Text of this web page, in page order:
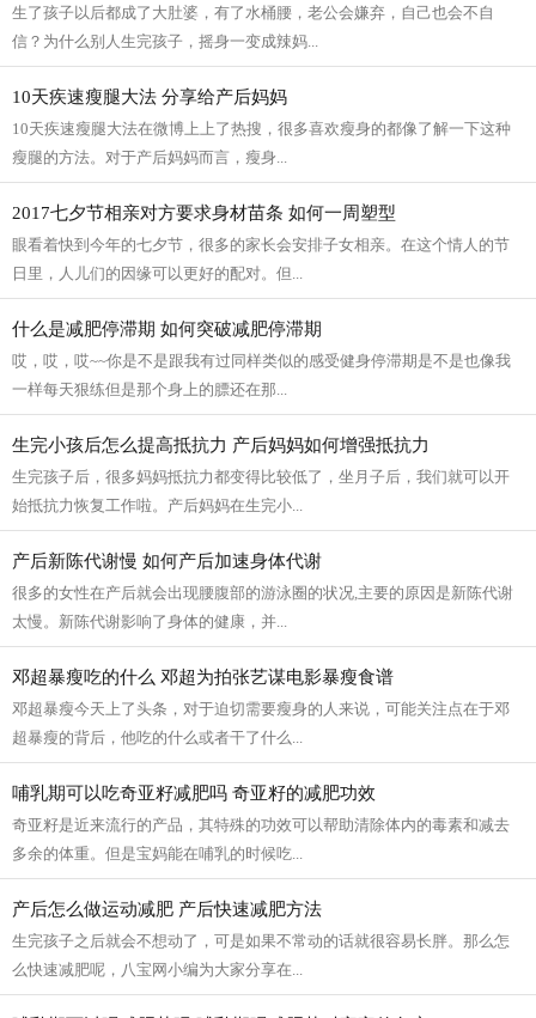
生了孩子以后都成了大肚婆，有了水桶腰，老公会嫌弃，自己也会不自
信？为什么别人生完孩子，摇身一变成辣妈...
10天疾速瘦腿大法 分享给产后妈妈
10天疾速瘦腿大法在微博上上了热搜，很多喜欢瘦身的都像了解一下这种
瘦腿的方法。对于产后妈妈而言，瘦身...
2017七夕节相亲对方要求身材苗条 如何一周塑型
眼看着快到今年的七夕节，很多的家长会安排子女相亲。在这个情人的节
日里，人儿们的因缘可以更好的配对。但...
什么是减肥停滞期 如何突破减肥停滞期
哎，哎，哎~~你是不是跟我有过同样类似的感受健身停滞期是不是也像我
一样每天狠练但是那个身上的膘还在那...
生完小孩后怎么提高抵抗力 产后妈妈如何增强抵抗力
生完孩子后，很多妈妈抵抗力都变得比较低了，坐月子后，我们就可以开
始抵抗力恢复工作啦。产后妈妈在生完小...
产后新陈代谢慢 如何产后加速身体代谢
很多的女性在产后就会出现腰腹部的游泳圈的状况,主要的原因是新陈代谢
太慢。新陈代谢影响了身体的健康，并...
邓超暴瘦吃的什么 邓超为拍张艺谋电影暴瘦食谱
邓超暴瘦今天上了头条，对于迫切需要瘦身的人来说，可能关注点在于邓
超暴瘦的背后，他吃的什么或者干了什么...
哺乳期可以吃奇亚籽减肥吗 奇亚籽的减肥功效
奇亚籽是近来流行的产品，其特殊的功效可以帮助清除体内的毒素和减去
多余的体重。但是宝妈能在哺乳的时候吃...
产后怎么做运动减肥 产后快速减肥方法
生完孩子之后就会不想动了，可是如果不常动的话就很容易长胖。那么怎
么快速减肥呢，八宝网小编为大家分享在...